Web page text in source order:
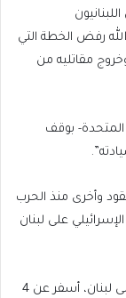
حزب الله رفض الخطة التي
مقاتليه من
بوقف
وأخرى منذ الحرب
الإسرائيلي على لبنان
ومنذ 2 مارس/آذار الماضي، تشن إسرائيل عدوانا على لبنان، أسفر عن 4